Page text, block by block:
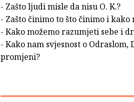
- Zašto ljudi misle da nisu O. K.?
- Zašto činimo to što činimo i
- Kako možemo razumjeti sebe i
- Kako nam svjesnost o
promjeni?